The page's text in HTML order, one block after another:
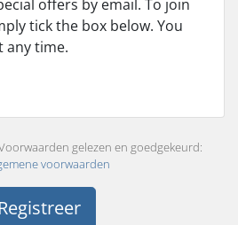
offers by email. To join
tick the box below. You
any time.
gelezen en goedgekeurd:
voorwaarden